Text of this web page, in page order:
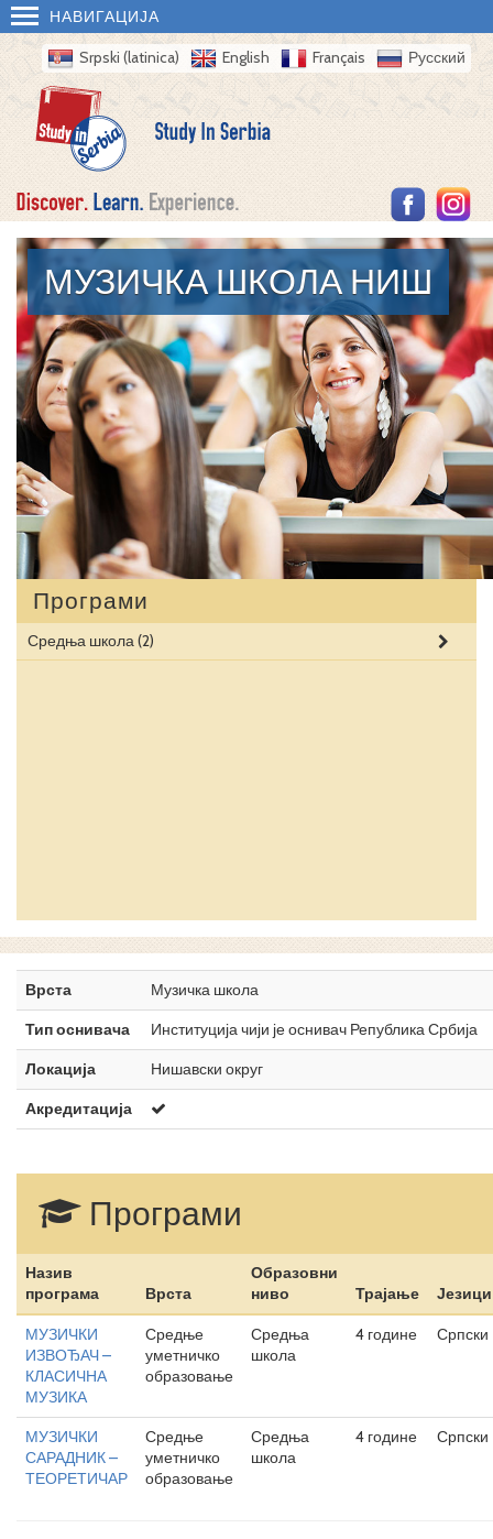
НАВИГАЦИЈА
Srpski (latinica) English Français Русский
МУЗИЧКА ШКОЛА НИШ
Програми
Средња школа(2)
Врста
Музичка школа
Тип оснивача
Институција чији је оснивач Република Србија
Локација
Нишавски округ
Акредитација
Програми
Назив
програма
Врста
Образовни
ниво
Трајање Језици
МУЗИЧКИ
ИЗВОЂАЧ –
КЛАСИЧНА
МУЗИКА
Средње
уметничко
образовање
Средња
школа
4 године Српски
МУЗИЧКИ
САРАДНИК –
ТЕОРЕТИЧАР
Средње
уметничко
образовање
Средња
школа
4 године Српски